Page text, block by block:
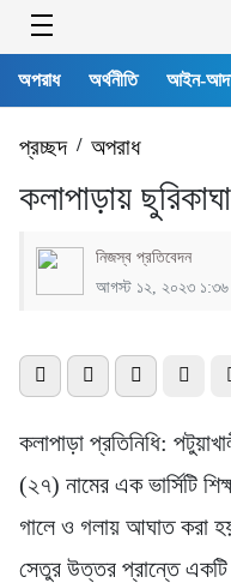
অপরাধ অর্থনীতি আইন-
প্রচ্ছদ/ অপরাধ
কলাপাড়ায়
নিজস্ব প্রতিবেদন
আগস্ট ১২, ২০২৩ ১:৩৬
কলাপাড়া প্রতিনিধি:
(২৭) নামের এক ভার্সিটি
গালে ও গলায় আঘাত করা
সেতুর উত্তর প্রান্তে একটি